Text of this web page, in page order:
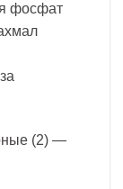
фосфат
(2) —